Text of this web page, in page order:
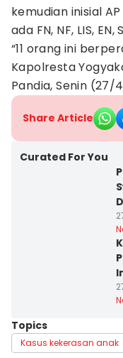
kemudian inisial
ada FN, NF, LIS, EN,
“11 orang ini
Kapolresta
Pandia, Senin (27/
Share Article
Curated For You
Topics
Kasus kekerasan anak